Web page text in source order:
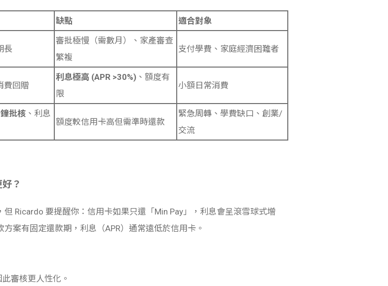
缺點
適合對象
長
審批極慢（需數月）、家產審查
繁複
支付學費、家庭經濟困難者
費回贈
利息極高 (APR >30%)、額度有
限
小額日常消費
批核、利息
額度較信用卡高但需準時還款
緊急周轉、學費缺口、創業/
交流
？
但 Ricardo 要提醒你：信用卡如果只還「Min Pay」，利息會呈滾雪球式增
案有固定還款期，利息（APR）通常遠低於信用卡。
審核更人性化。